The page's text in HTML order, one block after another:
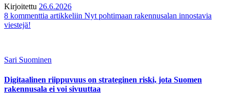
Kirjoitettu 26.6.2026
8 kommenttia artikkeliin Nyt pohtimaan rakennusalan innostavia
viestejä!
Sari Suominen
Digitaalinen riippuvuus on strateginen riski, jota Suomen
rakennusala ei voi sivuuttaa